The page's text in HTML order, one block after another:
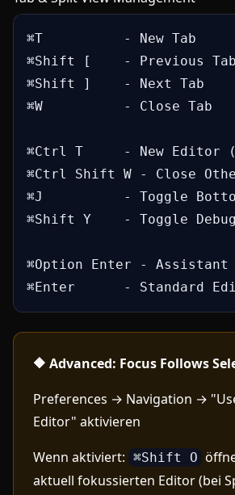
⌘T          - New Tab
⌘Shift [    - Previous Tab
⌘Shift ]    - Next Tab
⌘W          - Close Tab
⌘Ctrl T     - New Editor
⌘Ctrl Shift W - Close
⌘J          - Toggle Bottom
⌘Shift Y    - Toggle
⌘Option Enter - Assistant
⌘Enter      - Standard
🔶 Advanced: Focus Follows
Preferences → Navigation →
Editor" aktivieren
Wenn aktiviert: ⌘Shift O
aktuell fokussierten Editor (bei